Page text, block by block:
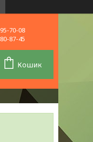
70-08
87-45
Кошик